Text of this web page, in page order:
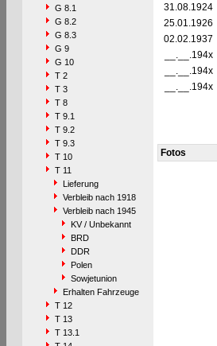
G 8.1
G 8.2
G 8.3
G 9
G 10
T 2
T 3
T 8
T 9.1
T 9.2
T 9.3
T 10
T 11
Lieferung
Verbleib nach 1918
Verbleib nach 1945
KV / Unbekannt
BRD
DDR
Polen
Sowjetunion
Erhalten Fahrzeuge
T 12
T 13
T 13.1
31.08.1924
25.01.1926
02.02.1937
__.__.194x
__.__.194x
__.__.194x
Fotos